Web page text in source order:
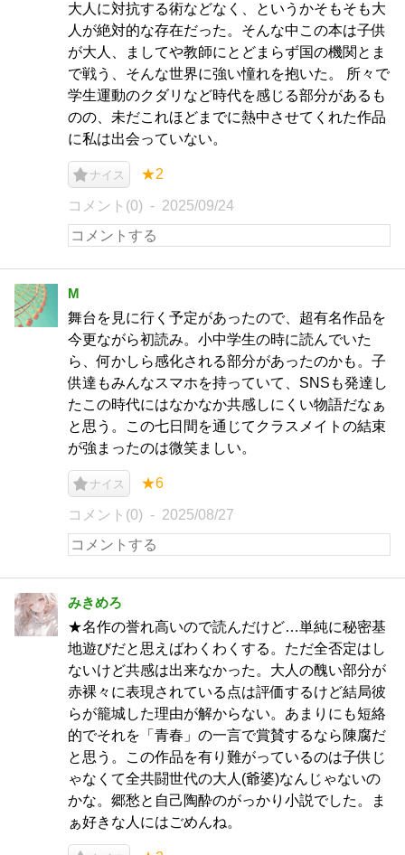
大人に対抗する術などなく、というかそもそも大
人が絶対的な存在だった。そんな中この本は子供
が大人、ましてや教師にとどまらず国の機関とま
で戦う、そんな世界に強い憧れを抱いた。 所々で
学生運動のクダリなど時代を感じる部分があるも
のの、未だこれほどまでに熱中させてくれた作品
に私は出会っていない。
ナイス ★2
コメント(0) 2025/09/24
M
舞台を見に行く予定があったので、超有名作品を
今更ながら初読み。小中学生の時に読んでいた
ら、何かしら感化される部分があったのかも。子
供達もみんなスマホを持っていて、SNSも発達し
たこの時代にはなかなか共感しにくい物語だなぁ
と思う。この七日間を通じてクラスメイトの結束
が強まったのは微笑ましい。
ナイス ★6
コメント(0) 2025/08/27
みきめろ
★名作の誉れ高いので読んだけど…単純に秘密基
地遊びだと思えばわくわくする。ただ全否定はし
ないけど共感は出来なかった。大人の醜い部分が
赤裸々に表現されている点は評価するけど結局彼
らが籠城した理由が解からない。あまりにも短絡
的でそれを「青春」の一言で賞賛するなら陳腐だ
と思う。この作品を有り難がっているのは子供じ
ゃなくて全共闘世代の大人(爺婆)なんじゃないの
かな。郷愁と自己陶酔のがっかり小説でした。ま
ぁ好きな人にはごめんね。